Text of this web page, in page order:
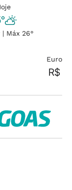
| Máx 26°
Euro
R$